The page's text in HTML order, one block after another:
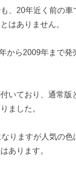
、20年近く前の車
はありません。
から2009年まで発
いており、通常版
ました。
りますが人気の色
あります。